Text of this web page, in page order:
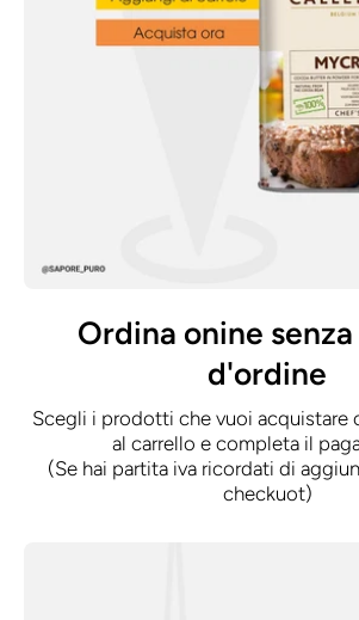
Ordina onine
d'ordine
Scegli i prodotti che vuoi acquistare
al carrello e completa il
(Se hai partita iva ricordati di
checkuot)